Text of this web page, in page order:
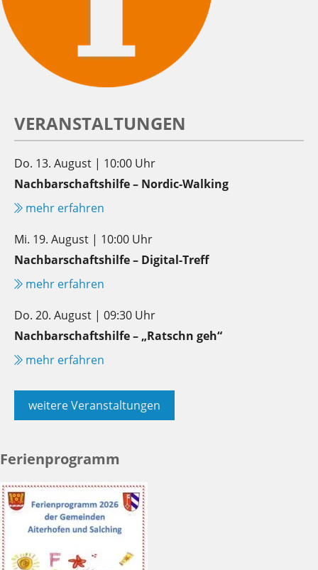
VERANSTALTUNGEN
Do. 13. August | 10:00 Uhr
Nachbarschaftshilfe – Nordic-Walking
mehr erfahren
Mi. 19. August | 10:00 Uhr
Nachbarschaftshilfe – Digital-Treff
mehr erfahren
Do. 20. August | 09:30 Uhr
Nachbarschaftshilfe – „Ratschn geh“
mehr erfahren
weitere Veranstaltungen
Ferienprogramm